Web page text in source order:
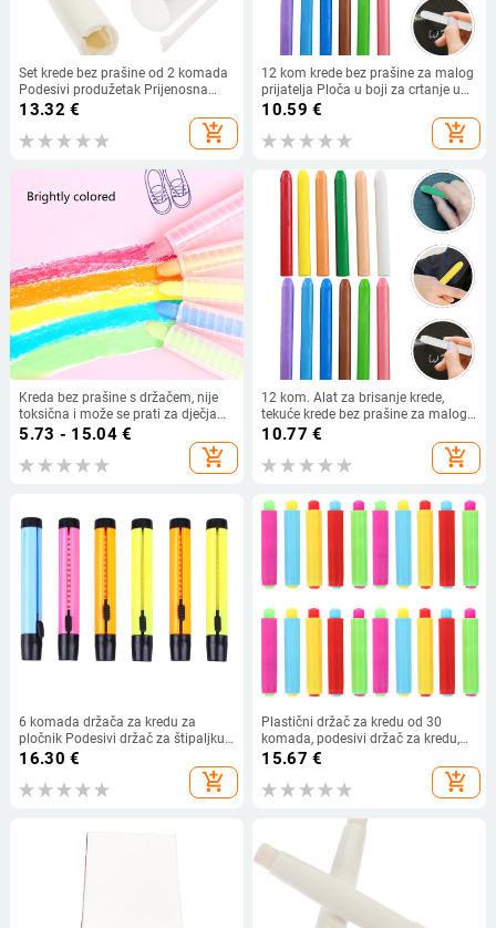
Set krede bez prašine od 2 komada
Podesivi produžetak Prijenosna
praktična kopča Bijela lagana
Produžni uredski produžetak
13.32 €
add_shopping_cart
12 kom krede bez prašine za malog
prijatelja Ploča u boji za crtanje u
zatvorenom, jednobojna
10.59 €
add_shopping_cart
Kreda bez prašine s držačem, nije
toksična i može se prati za dječja
umjetnička djela na pločama i
5.73 - 15.04€
add_shopping_cart
12 kom. Alat za brisanje krede,
tekuće krede bez prašine za malog
prijatelja Little Friend
10.77 €
add_shopping_cart
6 komada držača za kredu za
pločnik Podesivi držač za štipaljku
za kredu za nastavnike, studente,
16.30 €
add_shopping_cart
Plastični držač za kredu od 30
komada, podesivi držač za kredu,
poklopac, stezaljka, stezaljka za
15.67 €
add_shopping_cart